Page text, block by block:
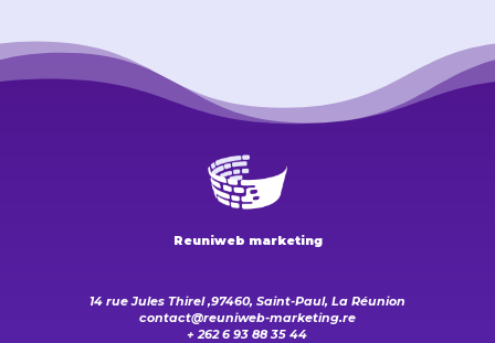
Reuniweb marketing
14 rue Jules Thirel ,97460, Saint-Paul, La Réunion
contact@reuniweb-marketing.re
+ 262 6 93 88 35 44